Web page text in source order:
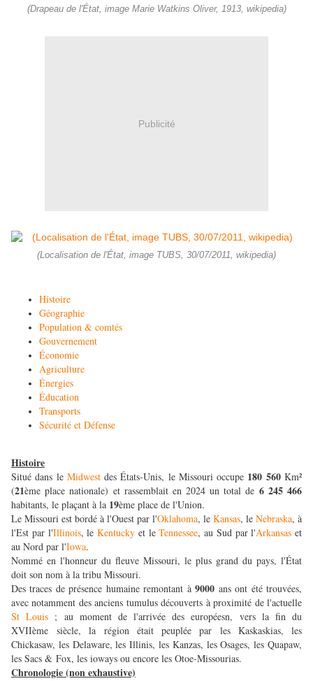
(Drapeau de l'État, image Marie Watkins Oliver, 1913, wikipedia)
Publicité
(Localisation de l'État, image TUBS, 30/07/2011, wikipedia)
Histoire
Géographie
Population & comtés
Gouvernement
Économie
Agriculture
Énergies
Éducation
Transports
Sécurité et Défense
Histoire
Situé dans le Midwestdes États-Unis, le Missouri occupe 180 560Km²
(21ème place nationale) et rassemblait en 2024 un total de 6 245 466
habitants, le plaçant à la 19ème place de l'Union.
Le Missouri est bordé à l'Ouest par l'Oklahoma, le Kansas, le Nebraska, à
l'Est par l'Illinois, le Kentucky et leTennessee, au Sud par l'Arkansas et
au Nord par l'Iowa.
Nommé en l'honneur du fleuve Missouri, le plus grand du pays, l'État
doit son nom à la tribu Missouri.
Des traces de présence humaine remontant à9000 ans ont été trouvées,
avec notamment des anciens tumulus découverts à proximité de l'actuelle
St Louis ; au moment de l'arrivée des européesn, vers la fin du
XVIIème siècle, la région était peuplée par les Kaskaskias, les
Chickasaw, les Delaware, les Illinis, les Kanzas, les Osages, les Quapaw,
les Sacs & Fox, les ioways ou encore les Otoe-Missourias.
Chronologie (non exhaustive)